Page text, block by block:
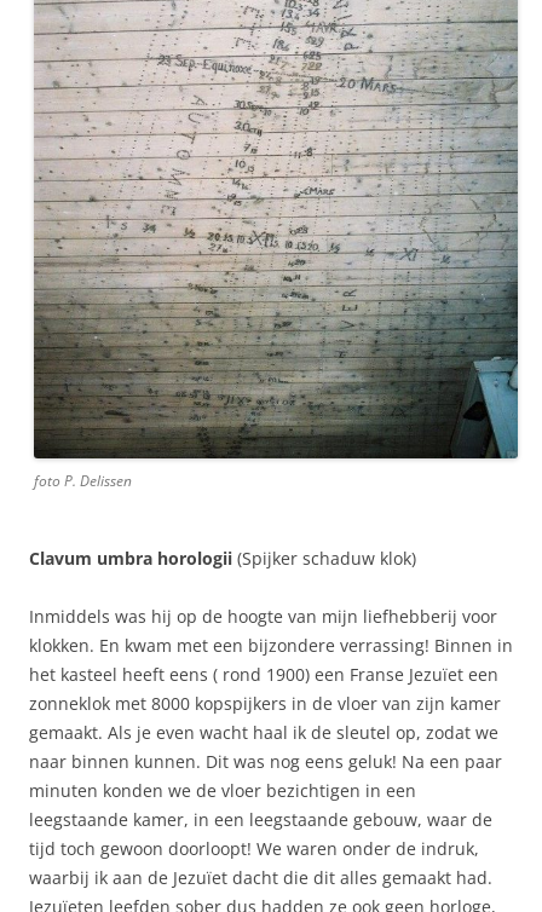
foto P. Delissen
Clavum umbra horologii (Spijker schaduw klok)
Inmiddels was hij op de hoogte van mijn liefhebberij voor
klokken. En kwam met een bijzondere verrassing! Binnen in
het kasteel heeft eens ( rond 1900) een Franse Jezuïet een
zonneklok met 8000 kopspijkers in de vloer van zijn kamer
gemaakt. Als je even wacht haal ik de sleutel op, zodat we
naar binnen kunnen. Dit was nog eens geluk! Na een paar
minuten konden we de vloer bezichtigen in een
leegstaande kamer, in een leegstaande gebouw, waar de
tijd toch gewoon doorloopt! We waren onder de indruk,
waarbij ik aan de Jezuïet dacht die dit alles gemaakt had.
Jezuïeten leefden sober dus hadden ze ook geen horloge,